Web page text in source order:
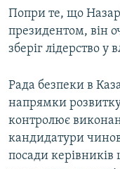
Попри те, що
президентом, він
зберіг лідерство у
Рада безпеки в
напрямки
контролює
кандидатури
посади керівників